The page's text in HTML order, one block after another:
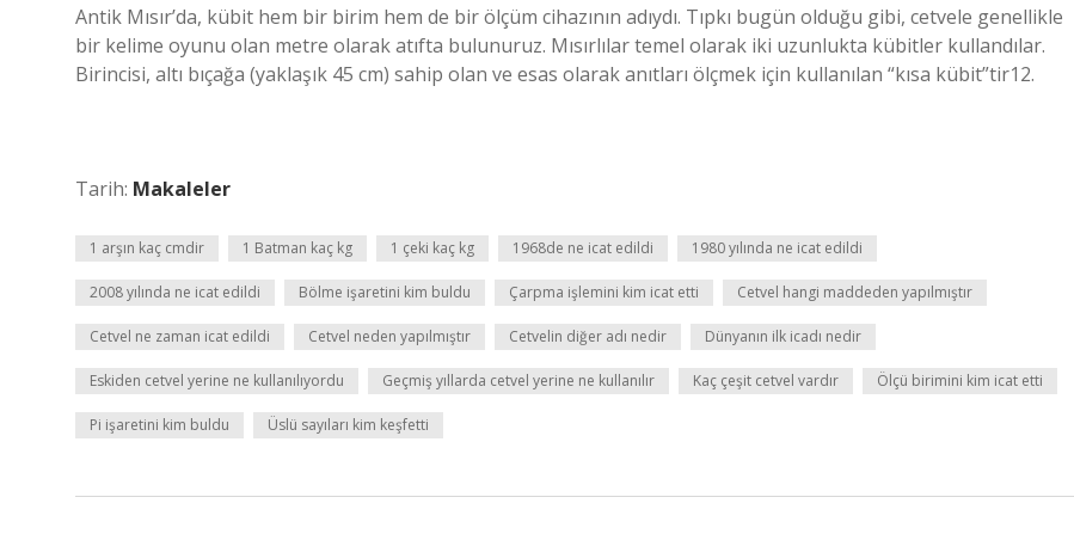
Antik Mısır’da, kübit hem bir birim hem de bir ölçüm cihazının adıydı. Tıpkı bugün olduğu gibi, cetvele genellikle
bir kelime oyunu olan metre olarak atıfta bulunuruz. Mısırlılar temel olarak iki uzunlukta kübitler kullandılar.
Birincisi, altı bıçağa (yaklaşık 45 cm) sahip olan ve esas olarak anıtları ölçmek için kullanılan “kısa kübit”tir12.
Tarih: Makaleler
1 arşın kaç cmdir 1 Batman kaç kg 1 çeki kaç kg 1968de ne icat edildi 1980 yılında ne icat edildi
2008 yılında ne icat edildi Bölme işaretini kim buldu Çarpma işlemini kim icat etti Cetvel hangi maddeden yapılmıştır
Cetvel ne zaman icat edildi Cetvel neden yapılmıştır Cetvelin diğer adı nedir Dünyanın ilk icadı nedir
Eskiden cetvel yerine ne kullanılıyordu Geçmiş yıllarda cetvel yerine ne kullanılır Kaç çeşit cetvel vardır Ölçü birimini kim icat etti
Pi işaretini kim buldu Üslü sayıları kim keşfetti